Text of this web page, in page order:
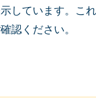
しています。こ
認ください。